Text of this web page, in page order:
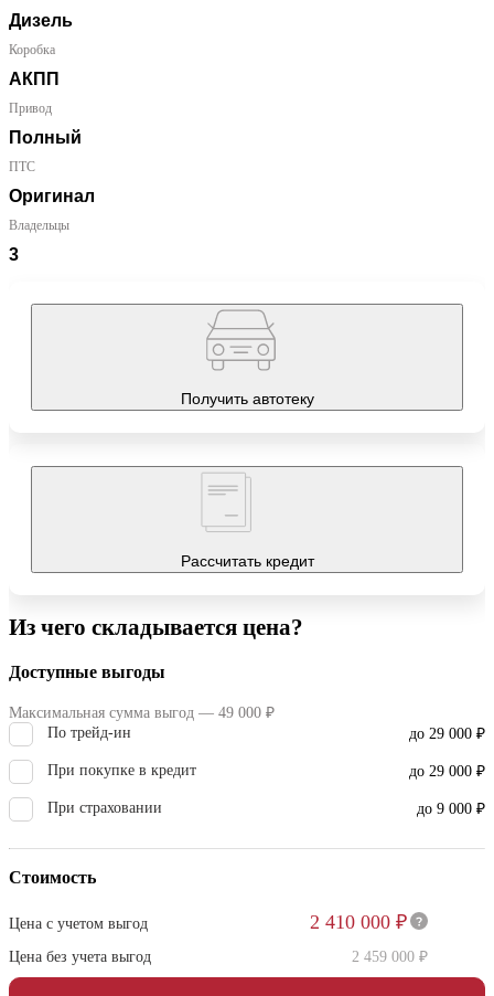
Дизель
Коробка
АКПП
Привод
Полный
ПТС
Оригинал
Владельцы
3
Получить автотеку
Рассчитать кредит
Из чего складывается цена?
Доступные выгоды
Максимальная сумма выгод — 49 000 ₽
По трейд-ин
до 29 000 ₽
При покупке в кредит до 29 000 ₽
При страховании до 9 000 ₽
Стоимость
Цена с учетом выгод 2 410 000 ₽
Цена без учета выгод 2 459 000 ₽